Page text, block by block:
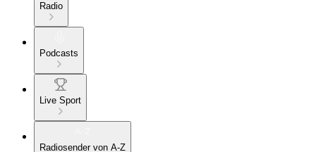
Radio
Podcasts
Live Sport
Radiosender von A-Z